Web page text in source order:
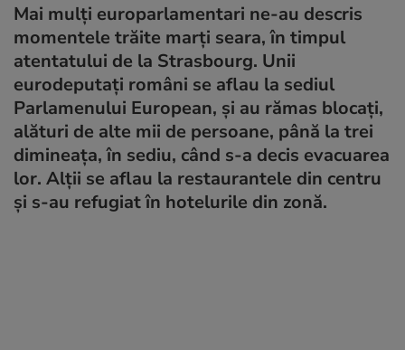
Mai mulţi europarlamentari ne-au descris
momentele trăite marţi seara, în timpul
atentatului de la Strasbourg. Unii
eurodeputaţi români se aflau la sediul
Parlamenului European, şi au rămas blocaţi,
alături de alte mii de persoane, până la trei
dimineaţa, în sediu, când s-a decis evacuarea
lor. Alţii se aflau la restaurantele din centru
şi s-au refugiat în hotelurile din zonă.